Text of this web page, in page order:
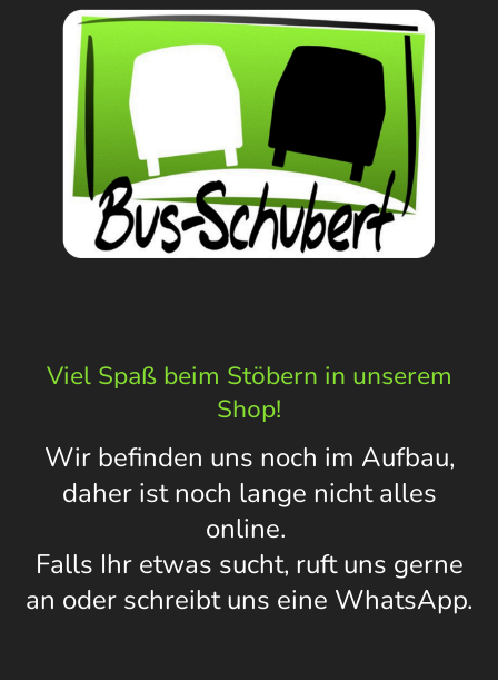
Viel Spaß beim Stöbern in unserem
Shop!
Wir befinden uns noch im Aufbau,
daher ist noch lange nicht alles
online.
Falls Ihr etwas sucht, ruft uns gerne
an oder schreibt uns eine WhatsApp.